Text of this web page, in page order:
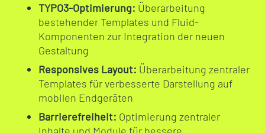
TYPO3-Optimierung: Überarbeitung
bestehender Templates und Fluid-
Komponenten zur Integration der neuen
Gestaltung
Responsives Layout: Überarbeitung zentraler
Templates für verbesserte Darstellung auf
mobilen Endgeräten
Barrierefreiheit: Optimierung zentraler